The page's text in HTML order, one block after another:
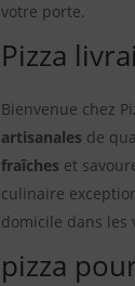
votre porte.
Pizza
Bienvenue chez
artisanales de
fraîches et
culinaire
domicile dans les
pizza